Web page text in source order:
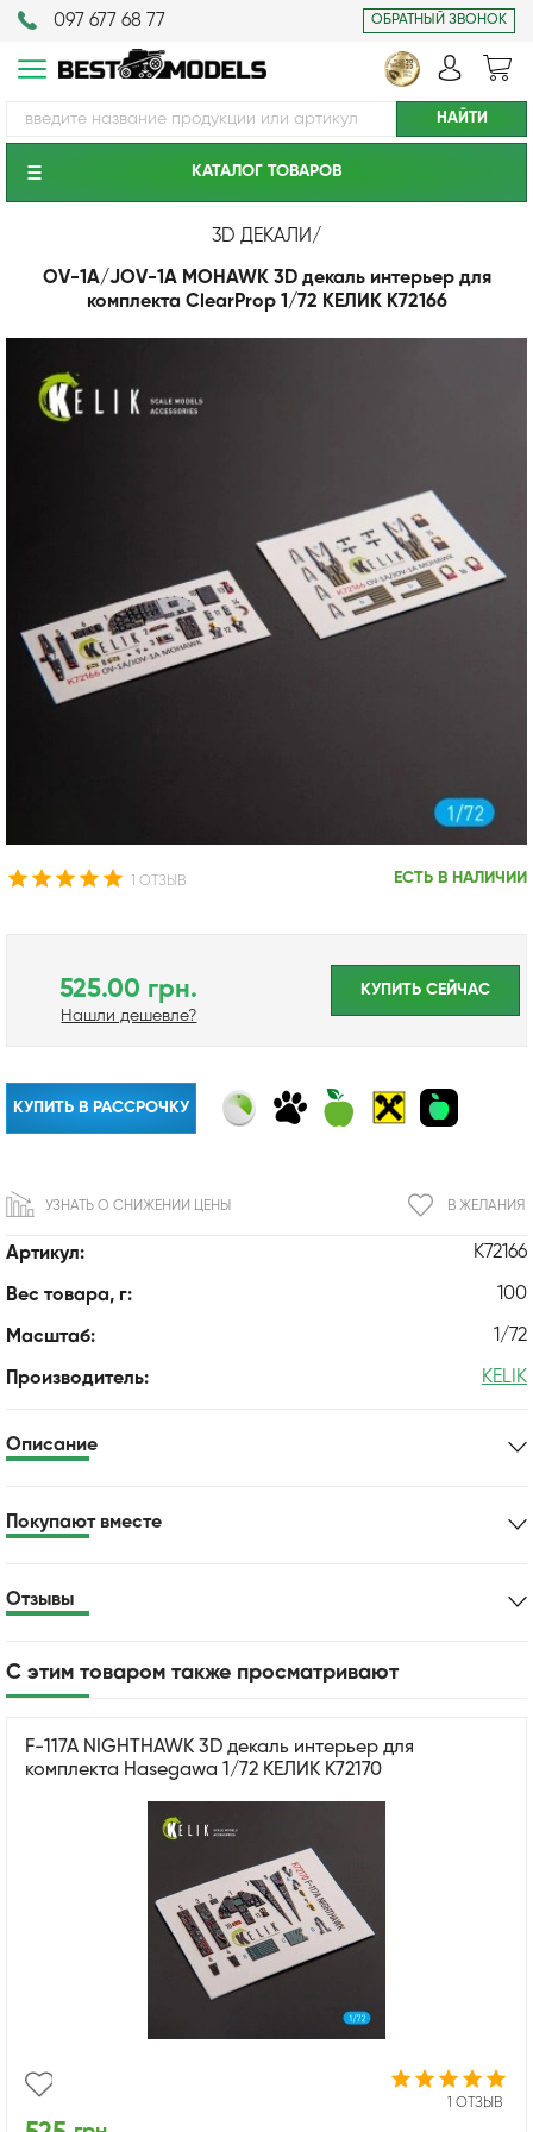
097 677 68 77 ОБРАТНЫЙ ЗВОНОК
КАТАЛОГ ТОВАРОВ
3D ДЕКАЛИ/
OV-1A/JOV-1A MOHAWK 3D декаль интерьер для
комплекта ClearProp 1/72 КЕЛИК K72166
1 ОТЗЫВ ЕСТЬ В НАЛИЧИИ
Артикул: K72166
Вес товара, г: 100
Масштаб: 1/72
Производитель: KELIK
525.00 грн.
Нашли дешевле?
КУПИТЬ CЕЙЧАС
КУПИТЬ В РАССРОЧКУ
В ЖЕЛАНИЯ
УЗНАТЬ О СНИЖЕНИИ ЦЕНЫ
Описание
Покупают вместе
Отзывы
С этим товаром также просматривают
F-117A NIGHTHAWK 3D декаль интерьер для
комплекта Hasegawa 1/72 КЕЛИК K72170
1 ОТЗЫВ